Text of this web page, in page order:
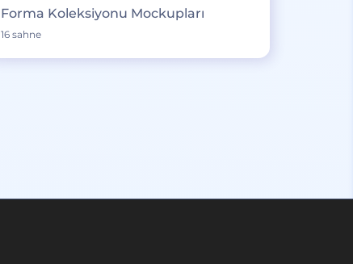
Forma Koleksiyonu Mockupları
16 sahne